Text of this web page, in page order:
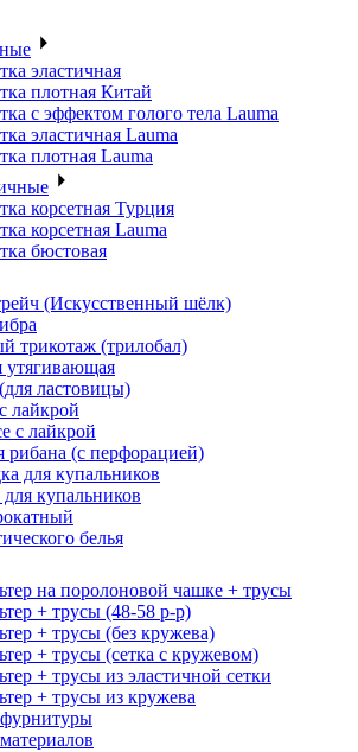
эластичная
плотная Китай
с эффектом голого тела Lauma
эластичная Lauma
плотная Lauma
корсетная Турция
корсетная Lauma
бюстовая
(Искусственный шёлк)
трикотаж (трилобал)
утягивающая
ластовицы)
лайкрой
с лайкрой
рибана (с перфорацией)
для купальников
купальников
белья
на поролоновой чашке + трусы
+ трусы (48-58 р-р)
+ трусы (без кружева)
+ трусы (сетка с кружевом)
+ трусы из эластичной сетки
+ трусы из кружева